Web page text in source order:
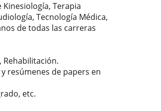
Terapia
Tecnología Médica,
de todas las carreras
Rehabilitación.
resúmenes de papers en
etc.